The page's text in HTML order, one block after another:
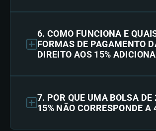
6. COMO FUNCIONA E
FORMAS DE PAGAMENTO
DIREITO AOS 15%
7. POR QUE UMA BOLSA DE
15% NÃO CORRESPONDE A